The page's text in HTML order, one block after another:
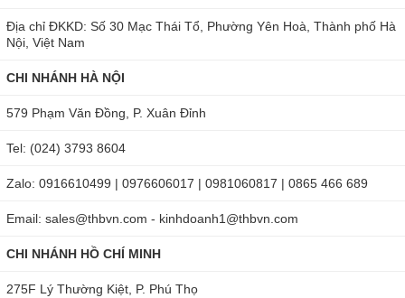
Địa chỉ ĐKKD: Số 30 Mạc Thái Tổ, Phường Yên Hoà, Thành phố Hà
Nội, Việt Nam
CHI NHÁNH HÀ NỘI
579 Phạm Văn Đồng, P. Xuân Đỉnh
Tel: (024) 3793 8604
Zalo: 0916610499 | 0976606017 | 0981060817 | 0865 466 689
Email: sales@thbvn.com - kinhdoanh1@thbvn.com
CHI NHÁNH HỒ CHÍ MINH
275F Lý Thường Kiệt, P. Phú Thọ